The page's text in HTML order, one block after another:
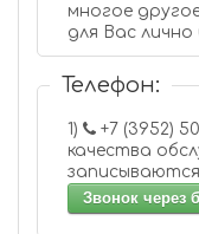
многое
для Вас
Телефон:
1)
качества
Звонок через